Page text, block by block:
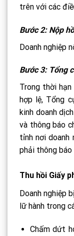
trên với các
Bước 2: Nộp
Doanh nghiệp
Bước 3: Tổng
Trong thời
hợp lệ, Tổng
kinh doanh
và thông báo
tỉnh nơi
phải thông báo
Thu hồi Giấy
Doanh nghiệp
lữ hành trong
Chấm dứt